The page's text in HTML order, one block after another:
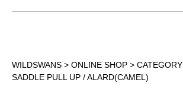
WILDSWANS > ONLINE SHOP > CATEGORY
SADDLE PULL UP / ALARD(CAMEL)